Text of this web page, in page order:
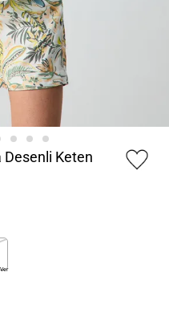
Desenli Keten